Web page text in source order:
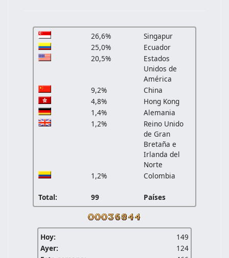
26,6%
Singapur
25,0%
Ecuador
20,5%
Estados
Unidos de
América
9,2%
China
4,8%
Hong Kong
1,4%
Alemania
1,2%
Reino Unido
de Gran
Bretaña e
Irlanda del
Norte
1,2%
Colombia
Total: 99 Países
Hoy:
149
Ayer:
124